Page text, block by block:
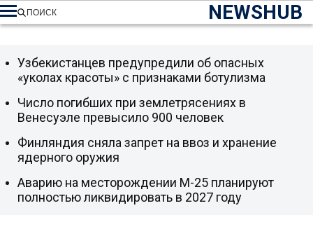
NEWSHUB
ПОИСК
Узбекистанцев предупредили об опасных
«уколах красоты» с признаками ботулизма
Число погибших при землетрясениях в
Венесуэле превысило 900 человек
Финляндия сняла запрет на ввоз и хранение
ядерного оружия
Аварию на месторождении М-25 планируют
полностью ликвидировать в 2027 году